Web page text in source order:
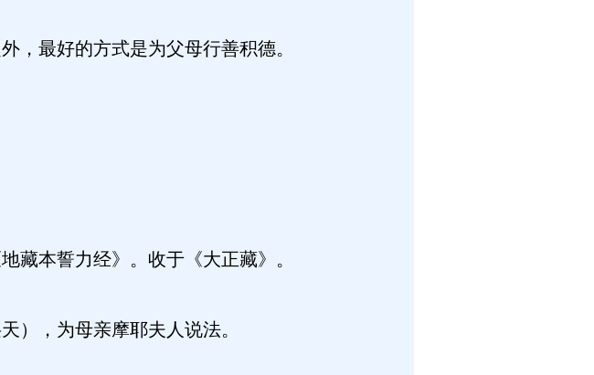
，最好的方式是为父母行善积德。
藏本誓力经》。收于《大正藏》。
），为母亲摩耶夫人说法。